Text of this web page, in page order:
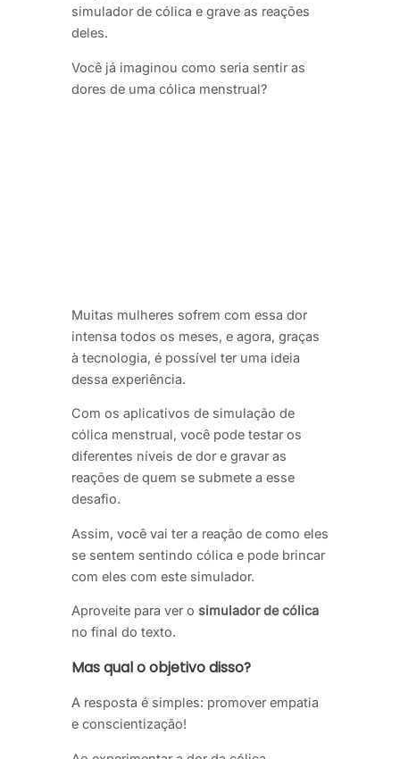
simulador de cólica e grave as reações
deles.
Você já imaginou como seria sentir as
dores de uma cólica menstrual?
Muitas mulheres sofrem com essa dor
intensa todos os meses, e agora, graças
à tecnologia, é possível ter uma ideia
dessa experiência.
Com os aplicativos de simulação de
cólica menstrual, você pode testar os
diferentes níveis de dor e gravar as
reações de quem se submete a esse
desafio.
Assim, você vai ter a reação de como eles
se sentem sentindo cólica e pode brincar
com eles com este simulador.
Aproveite para ver o simulador de cólica
no final do texto.
Mas qual o objetivo disso?
A resposta é simples: promover empatia
e conscientização!